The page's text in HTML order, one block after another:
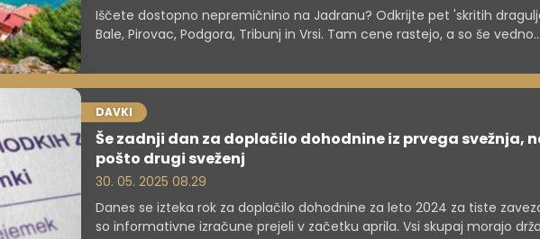
Iščete dostopno nepremičnino na Jadranu? Odkrijte pet 'skritih
Bale, Pirovac, Podgora, Tribunj in Vrsi. Tam cene rastejo, a so še vedno
DAVKI
Še zadnji dan za doplačilo dohodnine iz prvega svežnja,
pošto drugi sveženj
30. 05. 2025 08.29
Danes se izteka rok za doplačilo dohodnine za leto 2024 za tiste
so informativne izračune prejeli v začetku aprila. Vsi skupaj morajo